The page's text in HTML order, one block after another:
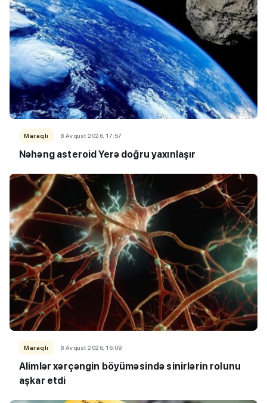
Maraqlı 8 Avqust 2026, 17:57
Nəhəng asteroid Yerə doğru yaxınlaşır
Maraqlı 8 Avqust 2026, 16:09
Alimlər xərçəngin böyüməsində sinirlərin rolunu
aşkar etdi